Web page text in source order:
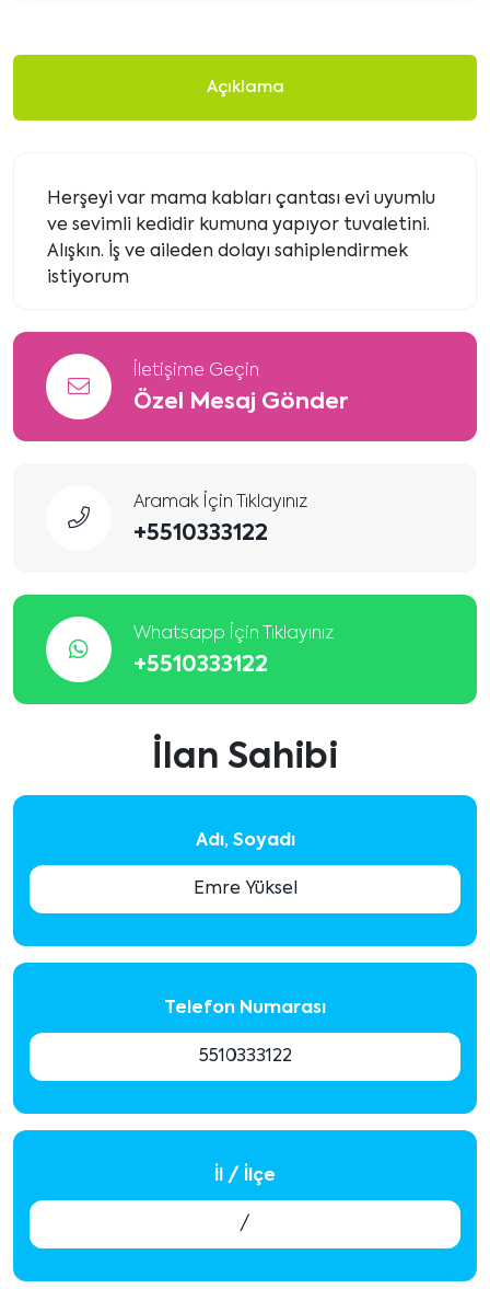
Açıklama
Herşeyi var mama kabları çantası evi uyumlu
ve sevimli kedidir kumuna yapıyor tuvaletini.
Alışkın. İş ve aileden dolayı sahiplendirmek
istiyorum
İletişime Geçin
Özel Mesaj Gönder
Aramak İçin Tıklayınız
+5510333122
Whatsapp İçin Tıklayınız
+5510333122
İlan Sahibi
Adı, Soyadı
Emre Yüksel
Telefon Numarası
5510333122
İl / İlçe
/